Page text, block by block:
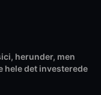
herunder, men
det investerede